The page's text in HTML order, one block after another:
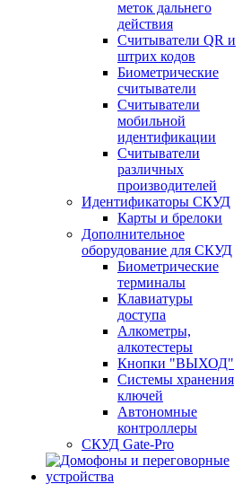
меток дальнего
действия
Считыватели QR и
штрих кодов
Биометрические
считыватели
Считыватели
мобильной
идентификации
Считыватели
различных
производителей
Идентификаторы СКУД
Карты и брелоки
Дополнительное
оборудование для СКУД
Биометрические
терминалы
Клавиатуры
доступа
Алкометры,
алкотестеры
Кнопки "ВЫХОД"
Системы хранения
ключей
Автономные
контроллеры
СКУД Gate-Pro